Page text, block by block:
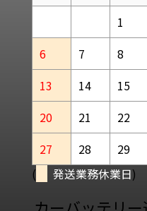
1
6
7 8
13
14 15
20
21 22
27
28 29
(
発送業務休業日)